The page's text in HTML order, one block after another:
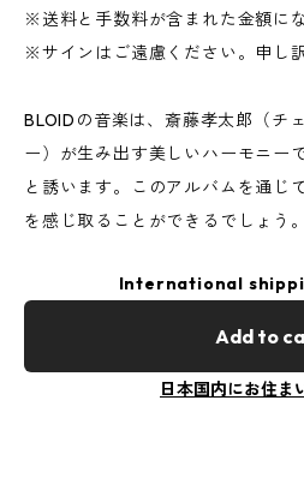
※送料と手数料が含まれた金額にな
※サインはご遠慮ください。申し
BLOIDの音楽は、斎藤孝太郎（チ
ー）が生み出す美しいハーモニー
と誘います。このアルバムを通じ
を感じ取ることができるでしょう。
International
Add to
日本国内にお住ま